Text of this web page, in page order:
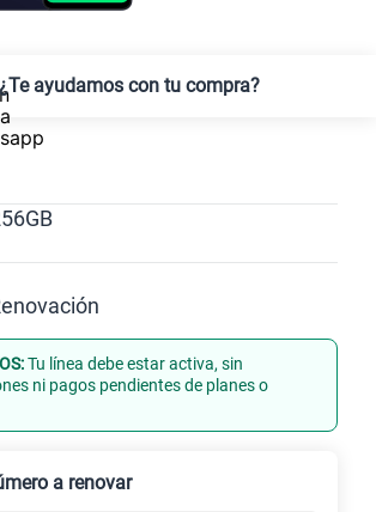
¿Te ayudamos con tu compra?
Portabilidad
Tu línea debe estar activa, sin
ni pagos pendientes de planes o
a renovar